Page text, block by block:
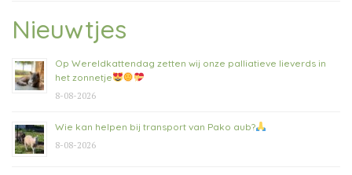
Nieuwtjes
Op Wereldkattendag zetten wij onze palliatieve lieverds in
het zonnetje
8-08-2026
Wie kan helpen bij transport van Pako aub?
8-08-2026